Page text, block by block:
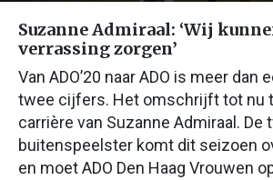
Suzanne Admiraal: ‘Wij
verrassing zorgen’
Van ADO’20 naar ADO is meer dan
twee cijfers. Het omschrijft tot nu
carrière van Suzanne Admiraal. De
buitenspeelster komt dit seizoen
en moet ADO Den Haag Vrouwen